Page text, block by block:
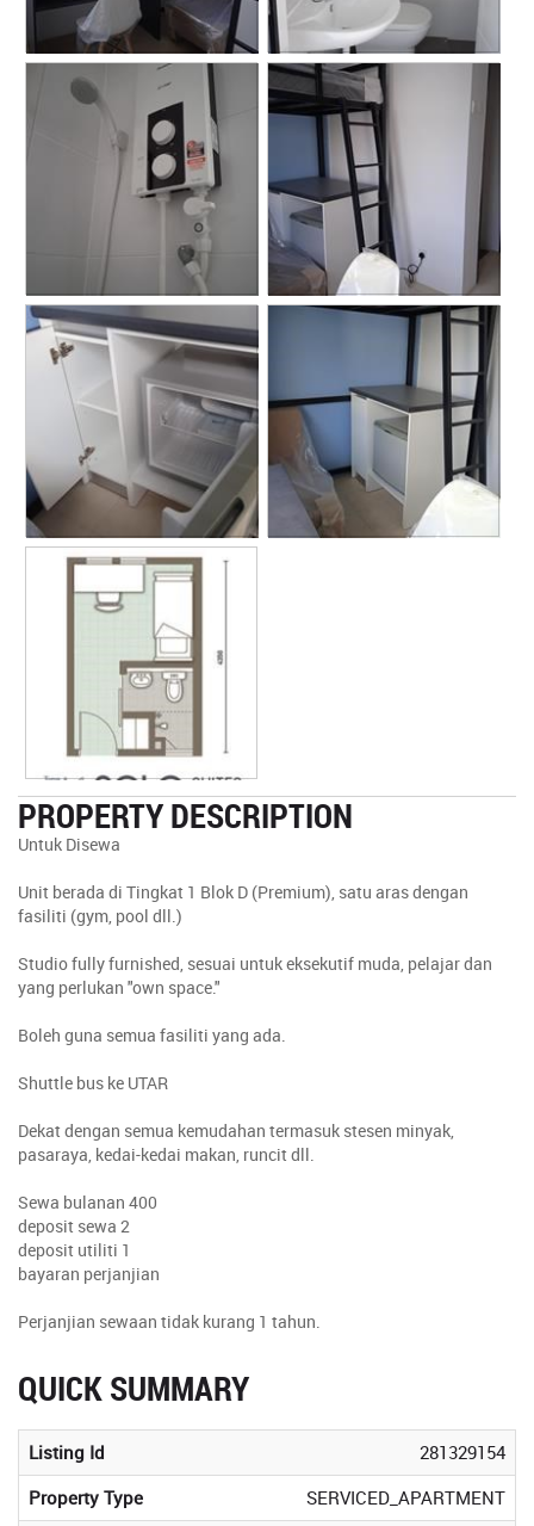
PROPERTY DESCRIPTION
Untuk Disewa
Unit berada di Tingkat 1 Blok D (Premium), satu aras dengan
fasiliti (gym, pool dll.)
Studio fully furnished, sesuai untuk eksekutif muda, pelajar dan
yang perlukan "own space."
Boleh guna semua fasiliti yang ada.
Shuttle bus ke UTAR
Dekat dengan semua kemudahan termasuk stesen minyak,
pasaraya, kedai-kedai makan, runcit dll.
Sewa bulanan 400
deposit sewa 2
deposit utiliti 1
bayaran perjanjian
Perjanjian sewaan tidak kurang 1 tahun.
QUICK SUMMARY
Listing Id
281329154
Property Type
SERVICED_APARTMENT